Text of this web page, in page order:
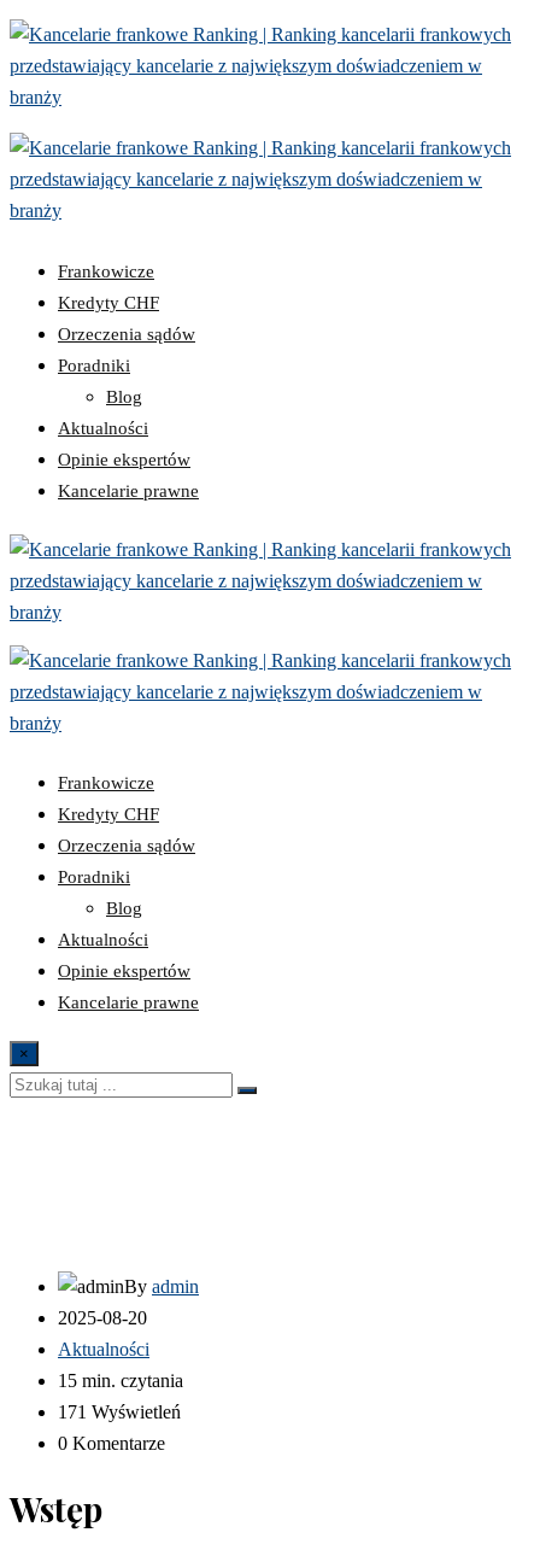
Skip
content
Frankowicze
Kredyty CHF
Orzeczenia sądów
Poradniki
Blog
Aktualności
Opinie ekspertów
Kancelarie prawne
Frankowicze
Kredyty CHF
Orzeczenia sądów
Poradniki
Blog
Aktualności
Opinie ekspertów
Kancelarie prawne
×
By admin
2025-08-20
Aktualności
15 min. czytania
171 Wyświetleń
0 Komentarze
Wstęp